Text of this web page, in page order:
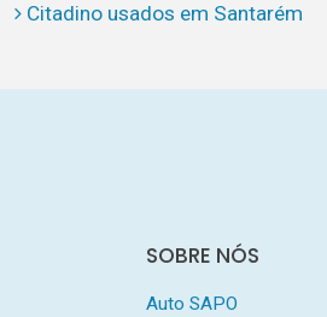
Citadino usados em Santarém
SOBRE NÓS
Auto SAPO